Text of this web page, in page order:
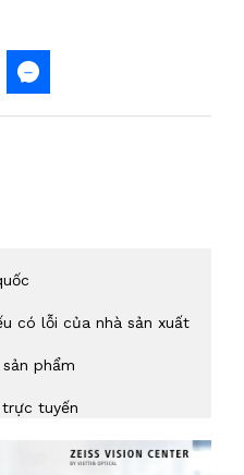
có lỗi của nhà sản xuất
phẩm
tuyến